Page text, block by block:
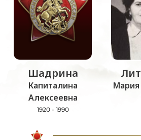
Шадрина
Капиталина
Алексеевна
1920 - 1990